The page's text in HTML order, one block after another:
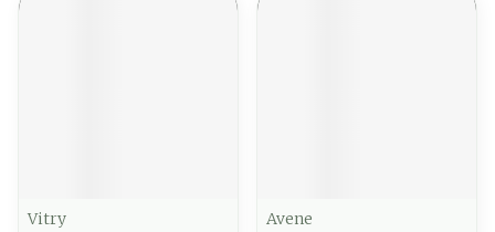
Vitry
Avene